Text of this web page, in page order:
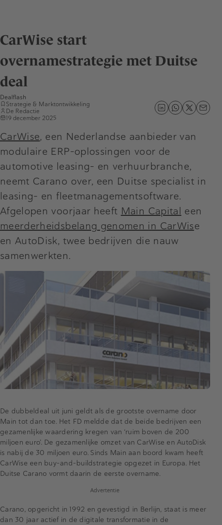
CarWise start
overnamestrategie met Duitse
deal
Dealflash
Strategie & Marktontwikkeling
De Redactie
19 december 2025
CarWise, een Nederlandse aanbieder van
modulaire ERP-oplossingen voor de
automotive leasing- en verhuurbranche,
neemt Carano over, een Duitse specialist in
leasing- en fleetmanagementsoftware.
Afgelopen voorjaar heeft Main Capital een
meerderheidsbelang genomen in CarWise
en AutoDisk, twee bedrijven die nauw
samenwerkten.
De dubbeldeal uit juni geldt als de grootste overname door
Main tot dan toe. Het FD meldde dat de beide bedrijven een
gezamenlijke waardering kregen van ‘ruim boven de 200
miljoen euro’. De gezamenlijke omzet van CarWise en AutoDisk
is nabij de 30 miljoen euro. Sinds Main aan boord kwam heeft
CarWise een buy-and-buildstrategie opgezet in Europa. Het
Duitse Carano vormt daarin de eerste overname.
Advertentie
Carano, opgericht in 1992 en gevestigd in Berlijn, staat is meer
dan 30 jaar actief in de digitale transformatie in de